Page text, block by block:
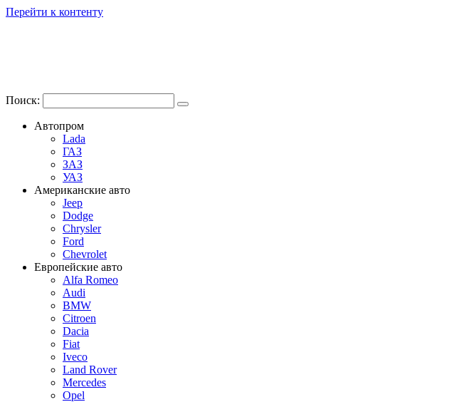
Перейти к контенту
Поиск:
Автопром
Lada
ГАЗ
ЗАЗ
УАЗ
Американские авто
Jeep
Dodge
Chrysler
Ford
Chevrolet
Европейские авто
Alfa Romeo
Audi
BMW
Citroen
Dacia
Fiat
Iveco
Land Rover
Mercedes
Opel